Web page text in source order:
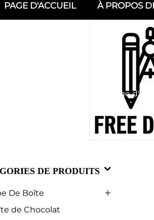
PAGE D'ACCUEIL À PROPOS
Page
DE PRODUITS
De Boîte
de Chocolat